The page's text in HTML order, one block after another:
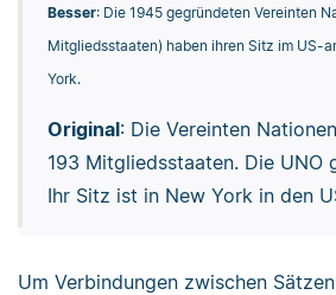
Besser: Die 1945 gegründeten Vereinten
Mitgliedsstaaten) haben ihren Sitz im US-
York.
Original: Die Vereinten
193 Mitgliedsstaaten. Die UNO
Ihr Sitz ist in New York in den
Um Verbindungen zwischen